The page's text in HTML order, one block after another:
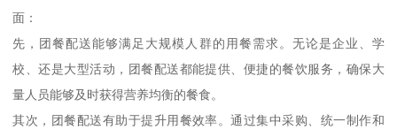
面：
先，团餐配送能够满足大规模人群的用餐需求。无论是企业、学
校、还是大型活动，团餐配送都能提供、便捷的餐饮服务，确保大
量人员能够及时获得营养均衡的餐食。
其次，团餐配送有助于提升用餐效率。通过集中采购、统一制作和